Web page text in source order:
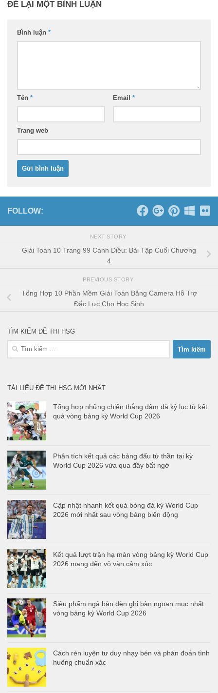
ĐỂ LẠI MỘT BÌNH LUẬN
Bình luận *
Tên * Email *
Trang web
FOLLOW:
NEXT STORY
Giải Toán 10 Trang 99 Cánh Diều: Bài Tập Cuối Chương
4
PREVIOUS STORY
Tổng Hợp 10 Phần Mềm Giải Toán Bằng Camera Hỗ Trợ
Đắc Lực Cho Học Sinh
TÌM KIẾM ĐỀ THI HSG
Tìm
TÀI LIỆU ĐỀ THI HSG MỚI NHẤT
Tổng hợp những chiến thắng đậm đà kỷ lục từ kết
quả vòng bảng kỳ World Cup 2026
Phân tích kết quả các bảng đấu tử thần tại kỳ
World Cup 2026 vừa qua đầy bất ngờ
Cập nhật nhanh kết quả bóng đá kỳ World Cup
2026 mới nhất sau vòng bảng biến động
Kết quả lượt trận hạ màn vòng bảng kỳ World Cup
2026 mang đến vô vàn cảm xúc
Siêu phẩm ngả bàn đèn ghi bàn ngoạn mục nhất
vòng bảng kỳ World Cup 2026
Cách rèn luyện tư duy nhạy bén và phán đoán tình
huống chuẩn xác